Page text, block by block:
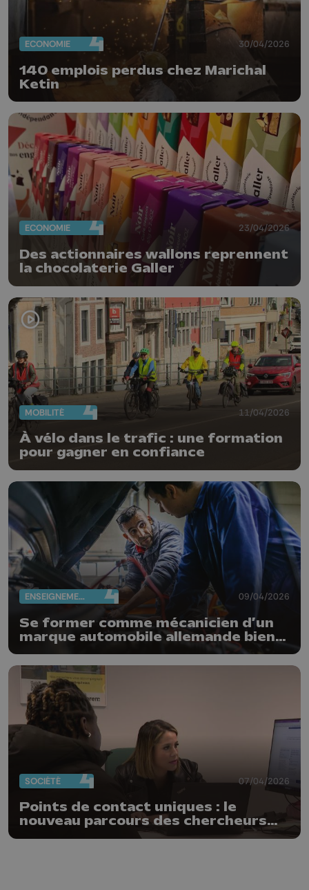
ECONOMIE 30/04/2026
140 emplois perdus chez Marichal
Ketin
ECONOMIE 23/04/2026
Des actionnaires wallons reprennent
la chocolaterie Galler
MOBILITÉ 11/04/2026
À vélo dans le trafic : une formation
pour gagner en confiance
ENSEIGNEMENT 09/04/2026
Se former comme mécanicien d’un
marque automobile allemande bien
connue
SOCIÉTÉ 07/04/2026
Points de contact uniques : le
nouveau parcours des chercheurs
d’emplois wallons